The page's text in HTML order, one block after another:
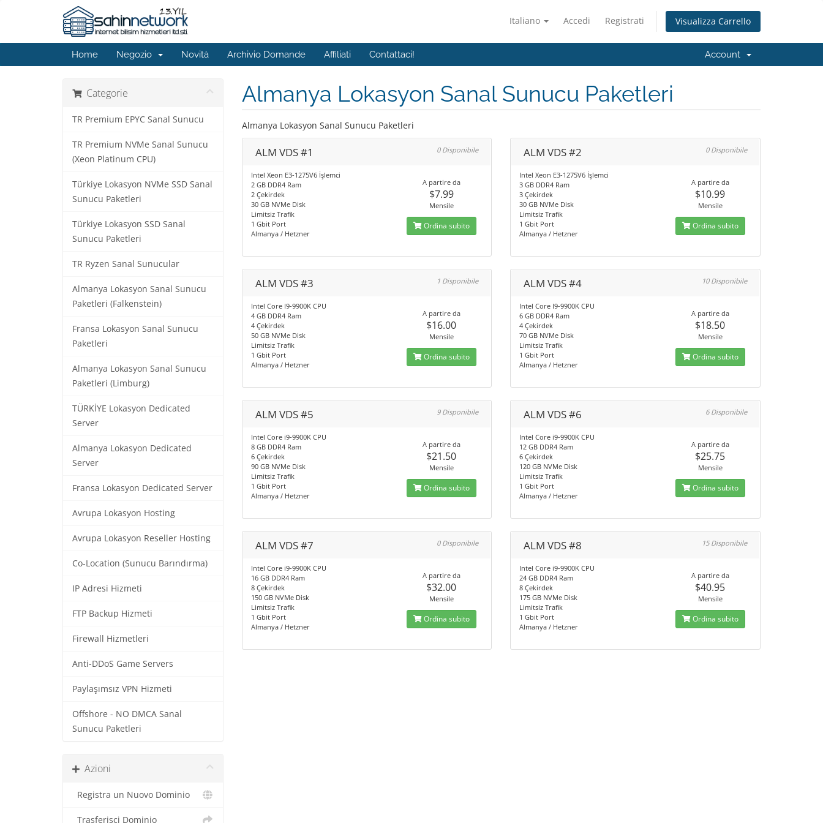
Italiano Accedi Registrati Visualizza Carrello
Home Negozio Novità Archivio Domande Affiliati Contattaci! Account
Categorie
TR Premium EPYC Sanal Sunucu
TR Premium NVMe Sanal Sunucu
(Xeon Platinum CPU)
Türkiye Lokasyon NVMe SSD Sanal
Sunucu Paketleri
Türkiye Lokasyon SSD Sanal
Sunucu Paketleri
TR Ryzen Sanal Sunucular
Almanya Lokasyon Sanal Sunucu
Paketleri (Falkenstein)
Fransa Lokasyon Sanal Sunucu
Paketleri
Almanya Lokasyon Sanal Sunucu
Paketleri (Limburg)
TÜRKİYE Lokasyon Dedicated
Server
Almanya Lokasyon Dedicated
Server
Fransa Lokasyon Dedicated Server
Avrupa Lokasyon Hosting
Avrupa Lokasyon Reseller Hosting
Co-Location (Sunucu Barındırma)
IP Adresi Hizmeti
FTP Backup Hizmeti
Firewall Hizmetleri
Anti-DDoS Game Servers
Paylaşımsız VPN Hizmeti
Offshore - NO DMCA Sanal
Sunucu Paketleri
Azioni
Registra un Nuovo Dominio
Trasferisci Dominio
Almanya Lokasyon Sanal Sunucu Paketleri
Almanya Lokasyon Sanal Sunucu Paketleri
ALM VDS #1 0 Disponibile
Intel Xeon E3-1275V6 İşlemci
2 GB DDR4 Ram
2 Çekirdek
30 GB NVMe Disk
Limitsiz Trafik
1 Gbit Port
Almanya / Hetzner
A partire da
$7.99
Mensile
Ordina subito
ALM VDS #2 0 Disponibile
Intel Xeon E3-1275V6 İşlemci
3 GB DDR4 Ram
3 Çekirdek
30 GB NVMe Disk
Limitsiz Trafik
1 Gbit Port
Almanya / Hetzner
A partire da
$10.99
Mensile
Ordina subito
ALM VDS #3 1 Disponibile
Intel Core I9-9900K CPU
4 GB DDR4 Ram
4 Çekirdek
50 GB NVMe Disk
Limitsiz Trafik
1 Gbit Port
Almanya / Hetzner
A partire da
$16.00
Mensile
Ordina subito
ALM VDS #4 10 Disponibile
Intel Core I9-9900K CPU
6 GB DDR4 Ram
4 Çekirdek
70 GB NVMe Disk
Limitsiz Trafik
1 Gbit Port
Almanya / Hetzner
A partire da
$18.50
Mensile
Ordina subito
ALM VDS #5 9 Disponibile
Intel Core i9-9900K CPU
8 GB DDR4 Ram
6 Çekirdek
90 GB NVMe Disk
Limitsiz Trafik
1 Gbit Port
Almanya / Hetzner
A partire da
$21.50
Mensile
Ordina subito
ALM VDS #6 6 Disponibile
Intel Core i9-9900K CPU
12 GB DDR4 Ram
6 Çekirdek
120 GB NVMe Disk
Limitsiz Trafik
1 Gbit Port
Almanya / Hetzner
A partire da
$25.75
Mensile
Ordina subito
ALM VDS #7 0 Disponibile
Intel Core i9-9900K CPU
16 GB DDR4 Ram
8 Çekirdek
150 GB NVMe Disk
Limitsiz Trafik
1 Gbit Port
Almanya / Hetzner
A partire da
$32.00
Mensile
Ordina subito
ALM VDS #8 15 Disponibile
Intel Core i9-9900K CPU
24 GB DDR4 Ram
8 Çekirdek
175 GB NVMe Disk
Limitsiz Trafik
1 Gbit Port
Almanya / Hetzner
A partire da
$40.95
Mensile
Ordina subito